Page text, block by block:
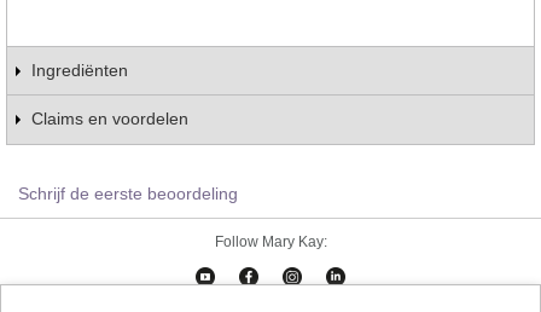
Ingrediënten
Claims en voordelen
Schrijf de eerste beoordeling
Follow Mary Kay: